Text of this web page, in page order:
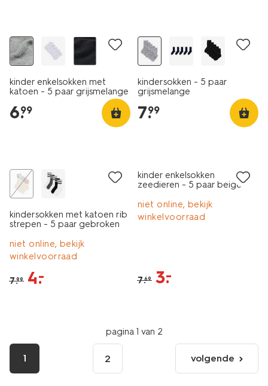
kinder enkelsokken met
katoen - 5 paar grijsmelange
6.
99
kindersokken - 5 paar
grijsmelange
7.
99
kindersokken met katoen rib
strepen - 5 paar gebroken
niet online, bekijk
winkelvoorraad
7.99 4.
–
kinder enkelsokken
zeedieren - 5 paar beige
niet online, bekijk
winkelvoorraad
7.69 3.
–
pagina 1 van 2
1 2
volgende
pagina
volgende